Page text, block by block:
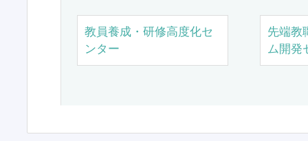
教員養成・研修高度化セ
ンター
先端教
ム開発